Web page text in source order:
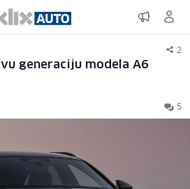
2
generaciju modela A6
5